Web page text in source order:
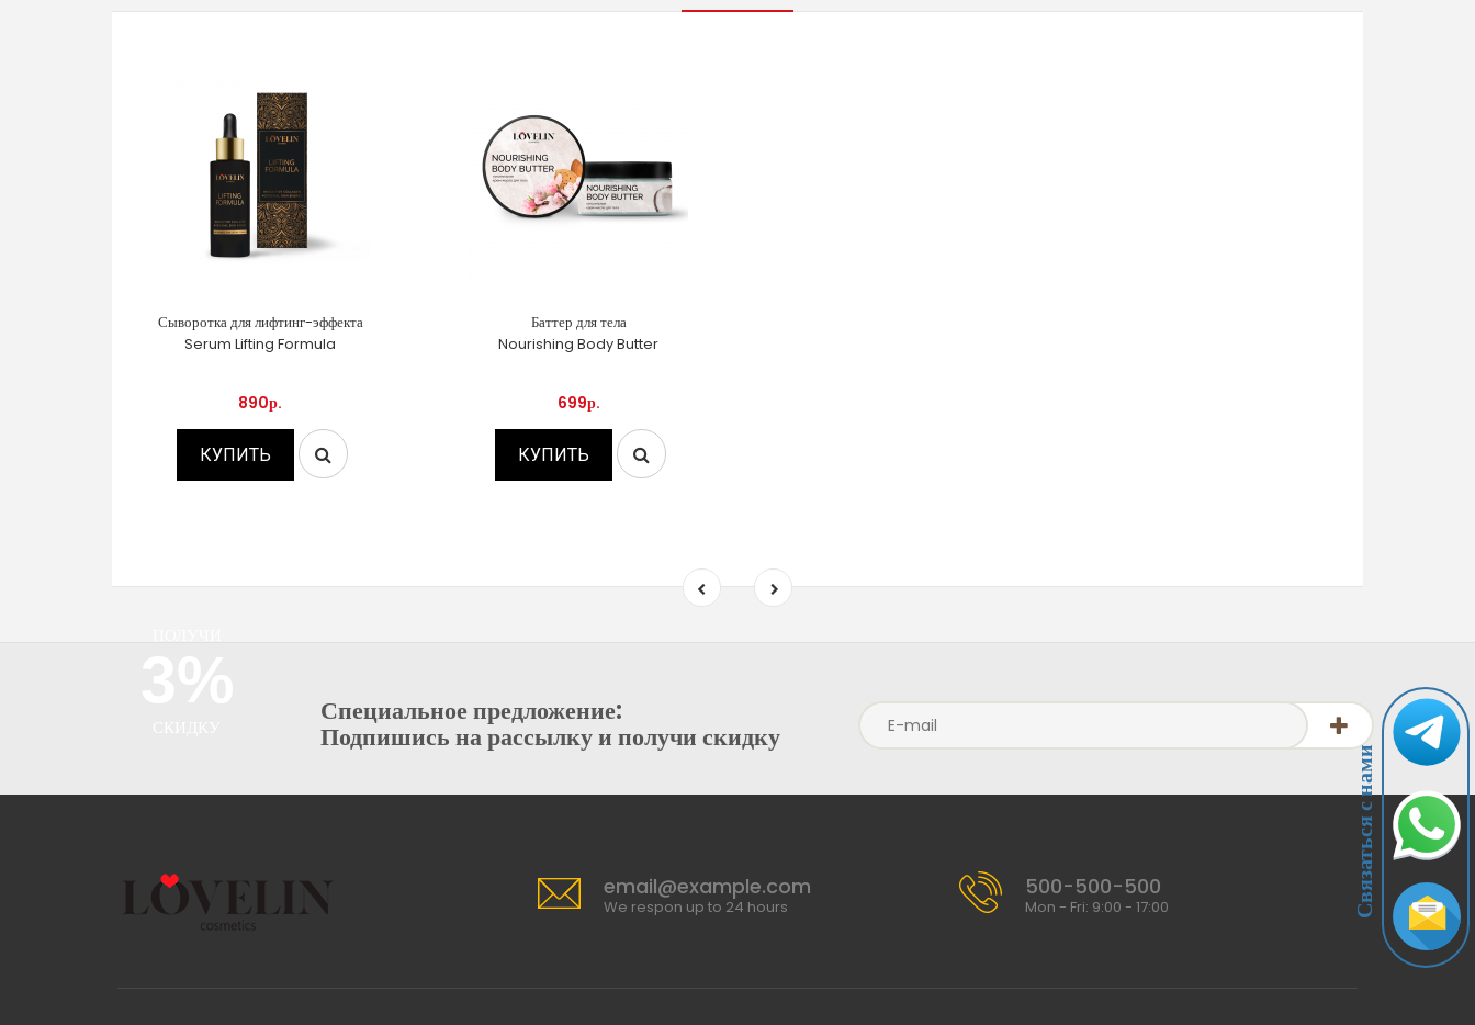
Сыворотка для лифтинг-эффекта
Serum Lifting Formula
890р.
КУПИТЬ
Баттер для тела
Nourishing Body Butter
699р.
КУПИТЬ
Специальное предложение:
Подпишись на рассылку и получи скидку
email@example.com
We respon up to 24 hours
500-500-500
Mon - Fri: 9:00 - 17:00 Связаться с нами